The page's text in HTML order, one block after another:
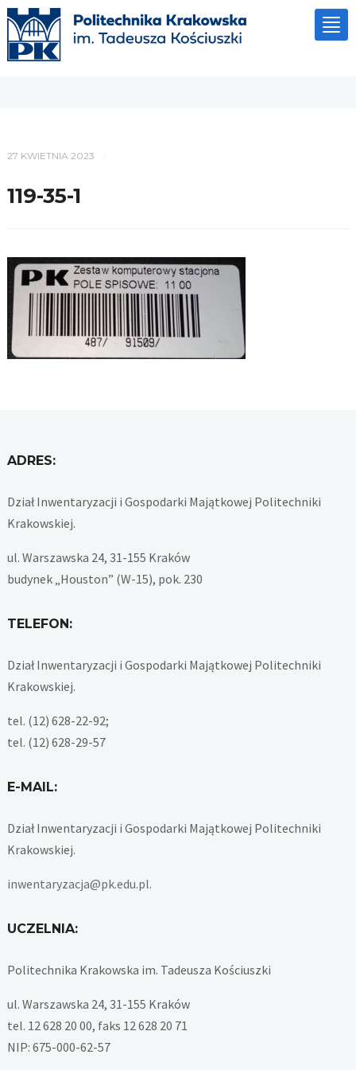
27 KWIETNIA 2023
119-35-1
ADRES:
Dział Inwentaryzacji i Gospodarki Majątkowej Politechniki
Krakowskiej.
ul. Warszawska 24, 31-155 Kraków
budynek „Houston” (W-15), pok. 230
TELEFON:
Dział Inwentaryzacji i Gospodarki Majątkowej Politechniki
Krakowskiej.
tel. (12) 628-22-92;
tel. (12) 628-29-57
E-MAIL:
Dział Inwentaryzacji i Gospodarki Majątkowej Politechniki
Krakowskiej.
inwentaryzacja@pk.edu.pl.
UCZELNIA:
Politechnika Krakowska im. Tadeusza Kościuszki
ul. Warszawska 24, 31-155 Kraków
tel. 12 628 20 00, faks 12 628 20 71
NIP: 675-000-62-57